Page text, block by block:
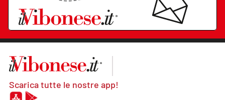
Scarica tutte le nostre app!